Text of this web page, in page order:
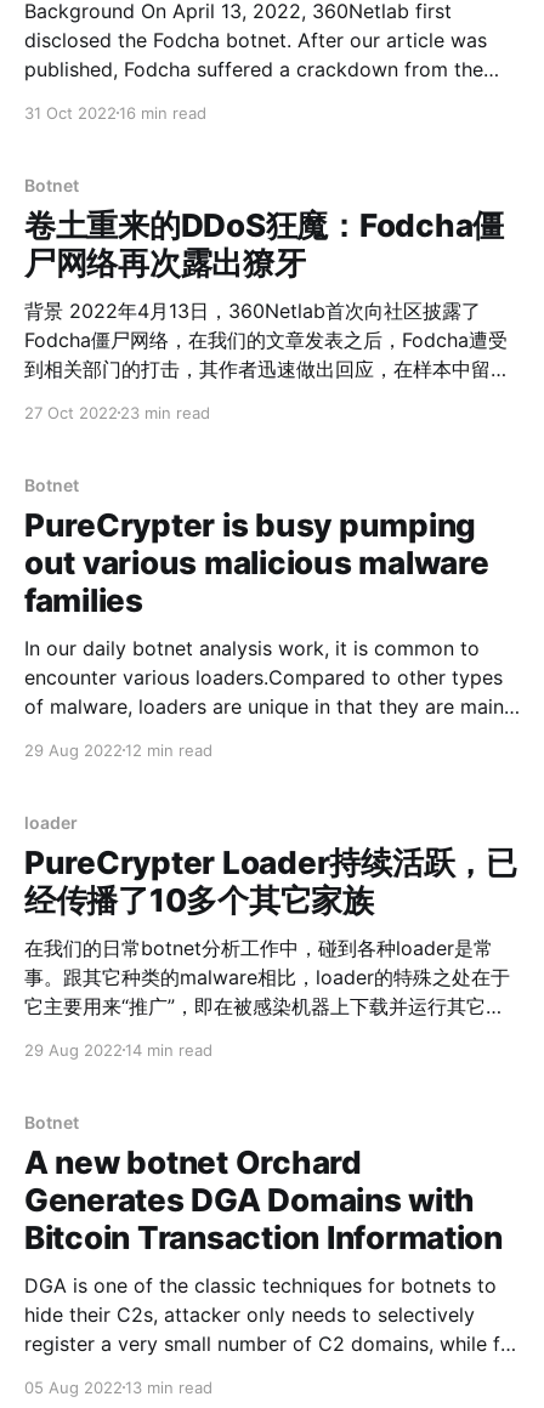
GameOver感染的都是Windows操作系统。2016年Mirai
出现之后，网络上那些大量存在而又缺乏防御的Linux IoT
设备开始成为许多botnet的目标，Hijime、mozi、pink等
针对Linux设备的P2P botnet陆续出现。 由于P2P网络“无
了解决这个问题，安全研究人员另辟蹊
Background On April 13, 2022, 360Netlab first
disclosed the Fodcha botnet. After our article was
published, Fodcha suffered a crackdown from the
responded by leaving "Netlab pls leave me alone I
Fodcha's authors
31 Oct 2022 16 min read
Botnet
卷土重来的DDoS狂魔：Fodcha僵
尸网络再次露出獠牙
背景 2022年4月13日，360Netlab首次向社区披露了
Fodcha僵尸网络，在我们的文章发表之后，Fodcha遭受
到相关部门的打击，其作者迅速做出回应，在样本中留下
降。本以为Fodcha会就此淡出江湖，没想到这次投降只是
停下更新的脚步，很快就推出了新版本。 在新版本中，
Fodcha的作者重新设计了通信协议，并开始使用xxtea和
chacha20算法对敏感资源和网络通信进行加密，以躲避
文件&流量层面的检测；同时引入了OpenNIC 域名做为主
选C2，ICANN 域名做为后备C2的双C2方案。这种冗余
其主控网络的稳定。 依托于背后团队强大的N-day漏洞整
合能力，卷土重来的Focha与之前对比可谓有过之而无不
及。在我们的数据视野中，从规模来看，Fodcha再次发展
成日活Bot节点数超过60K，C2域名绑定40+IP，可以轻
27 Oct 2022 23 min read
Botnet
PureCrypter is busy pumping
out various malicious malware
families
In our daily botnet analysis work, it is common to
encounter various loaders.Compared to other types
of malware, loaders are unique in that they are mainly
malware on the infected machine. According to our
29 Aug 2022 12 min read
loader
PureCrypter Loader持续活跃，已
经传播了10多个其它家族
在我们的日常botnet分析工作中，碰到各种loader是常
事。跟其它种类的malware相比，loader的特殊之处在于
它主要用来“推广”，即在被感染机器上下载并运行其它的
们和推广的家族之间存在绑定关系。而少数loader家族会
现所谓的malware-as-a-service（MaaS）。跟专有
loader相比，MaaS类型显然更危险，更应该成为我们的
首要关注目标。 本文介绍我们前段时间看到的一个MaaS
类型的loader，它名为PureCrypter，今年非常活跃，先
后推广了10多个其它的家族，使用了上百个C2。因为
链条角度介绍我们看到的PureCrypter传播活动，分析其
运作过程。 本文要点如下： * PureCrypter是一款使用
C#编写的loader，至少2021年3月便已出现，能传播任意
的其它家族。 * PureCrypter今年持续活跃，已经传播了
29 Aug 2022 14 min read
Botnet
A new botnet Orchard
Generates DGA Domains with
Bitcoin Transaction Information
DGA is one of the classic techniques for botnets to
hide their C2s, attacker only needs to selectively
register a very small number of C2 domains, while for
which domain names will be generated and
05 Aug 2022 13 min read